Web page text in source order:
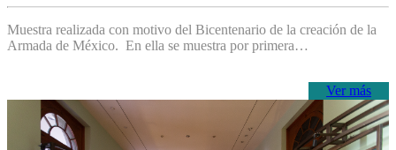
Muestra realizada con motivo del Bicentenario de la creación de la
Armada de México. En ella se muestra por primera…
Ver más